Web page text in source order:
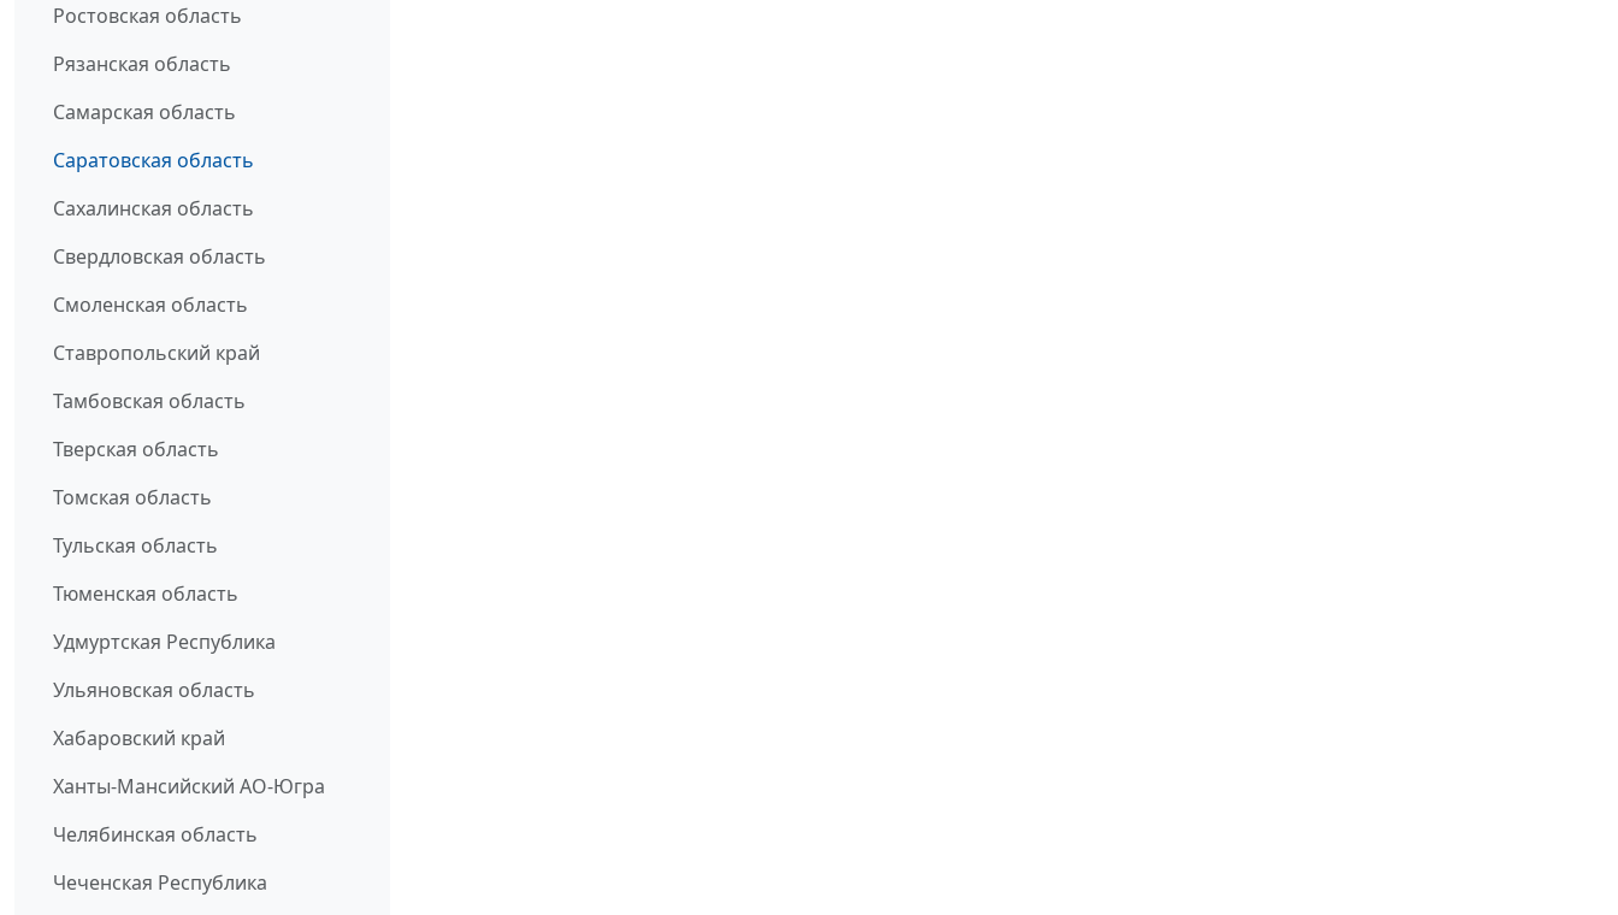
Ростовская область
Рязанская область
Самарская область
Саратовская область
Сахалинская область
Свердловская область
Смоленская область
Ставропольский край
Тамбовская область
Тверская область
Томская область
Тульская область
Тюменская область
Удмуртская Республика
Ульяновская область
Хабаровский край
Ханты-Мансийский АО-Югра
Челябинская область
Чеченская Республика